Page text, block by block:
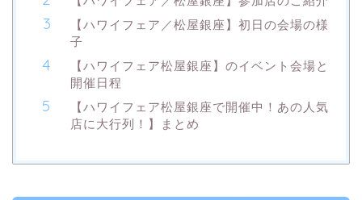
【ハワイフェア／松屋銀座】初日の会場の様
子
【ハワイフェア松屋銀座】のイベント会場と
開催日程
【ハワイフェア松屋銀座で開催中！あの人気
店に大行列！】まとめ